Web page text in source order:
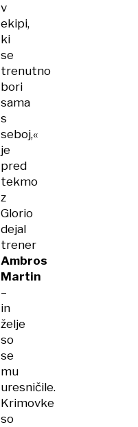
v
ekipi,
ki
se
trenutno
bori
sama
s
seboj,«
je
pred
tekmo
z
Glorio
dejal
trener
Ambros
Martin
–
in
želje
so
se
mu
uresničile.
Krimovke
so